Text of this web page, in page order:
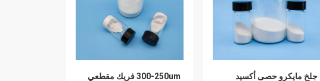
300-250um فريك مقطعي جلخ مايكرو حصى أكسيد